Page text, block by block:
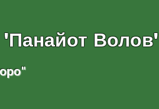
Волов"
"